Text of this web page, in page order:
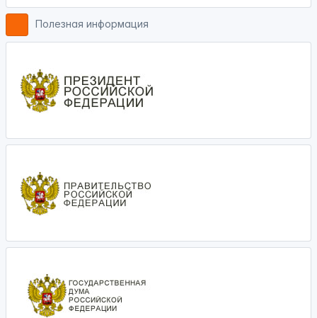
Полезная информация